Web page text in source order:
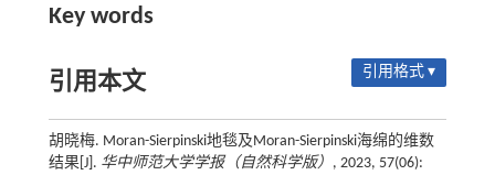
Key words
引用本文 引用格式 ▾
胡晓梅. Moran-Sierpinski地毯及Moran-Sierpinski海绵的维数
结果[J]. 华中师范大学学报（自然科学版） , 2023, 57(06):